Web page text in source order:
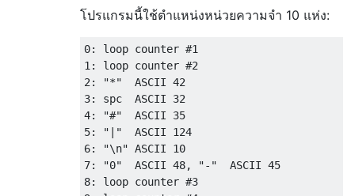
โปรแกรมนี้ใช้ตำแหน่งหน่วยความจำ 10 แห่ง:
0: loop counter #1
1: loop counter #2
2: "*"  ASCII 42
3: spc  ASCII 32
4: "#"  ASCII 35
5: "|"  ASCII 124
6: "\n" ASCII 10
7: "0"  ASCII 48, "-"  ASCII 45
8: loop counter #3